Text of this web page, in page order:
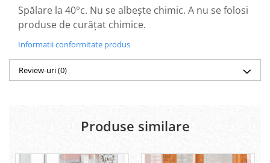
Spălare la 40°c. Nu se albește chimic. A nu se folosi
produse de curățat chimice.
Informatii conformitate produs
Review-uri(0)
Produse similare